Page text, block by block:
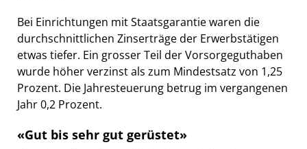
Bei Einrichtungen mit Staatsgarantie waren die
durchschnittlichen Zinserträge der Erwerbstätigen
etwas tiefer. Ein grosser Teil der Vorsorgeguthaben
wurde höher verzinst als zum Mindestsatz von 1,25
Prozent. Die Jahresteuerung betrug im vergangenen
Jahr 0,2 Prozent.
«Gut bis sehr gut gerüstet»